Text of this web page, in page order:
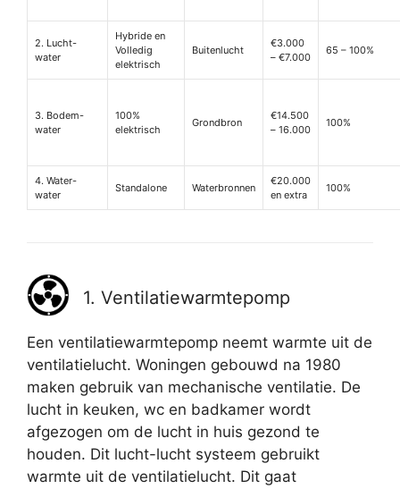
2. Lucht-
water
Hybride en
Volledig
elektrisch
Buitenlucht
€3.000
– €7.000
65 – 100%
3. Bodem-
water
100%
elektrisch
Grondbron
€14.500
– 16.000
100%
4. Water-
water
Standalone Waterbronnen
€20.000
en extra
100%
1. Ventilatiewarmtepomp
Een ventilatiewarmtepomp neemt warmte uit de
ventilatielucht. Woningen gebouwd na 1980
maken gebruik van mechanische ventilatie. De
lucht in keuken, wc en badkamer wordt
afgezogen om de lucht in huis gezond te
houden. Dit lucht-lucht systeem gebruikt
warmte uit de ventilatielucht. Dit gaat